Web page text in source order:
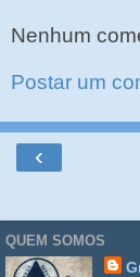
Nenhum
Postar um
‹
QUEM SOMOS